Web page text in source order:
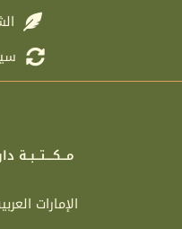
مـــكــــتـــبــة
الإمارات